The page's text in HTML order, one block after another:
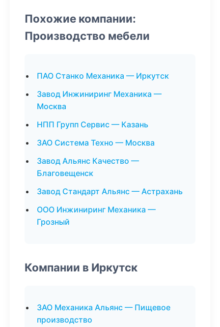
Похожие компании:
Производство мебели
ПАО Станко Механика — Иркутск
Завод Инжиниринг Механика —
Москва
НПП Групп Сервис — Казань
ЗАО Система Техно — Москва
Завод Альянс Качество —
Благовещенск
Завод Стандарт Альянс — Астрахань
ООО Инжиниринг Механика —
Грозный
Компании в Иркутск
ЗАО Механика Альянс — Пищевое
производство